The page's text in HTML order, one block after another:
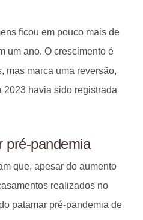
ficou em pouco mais de
um ano. O crescimento é
mas marca uma reversão,
2023 havia sido registrada
pré-pandemia
que, apesar do aumento
realizados no
patamar pré-pandemia de